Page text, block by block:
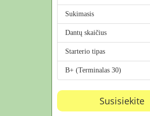
Sukimasis
Dantų skaičius
Starterio tipas
B+ (Terminalas 30)
Susisiekite